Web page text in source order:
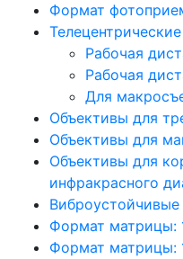
Формат
Рабочая
Рабочая
Для
Объективы для
Объективы для
Объективы для
инфракрасного
Формат матрицы:
Формат матрицы: